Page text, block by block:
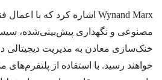
Wynand Marx اشاره کرد که با
مصنوعی و نگهداری پیش‌بینی‌شده،
خنک‌سازی معادن به مدیریت
خواهند رسید. با استفاده از پلتفرم‌های